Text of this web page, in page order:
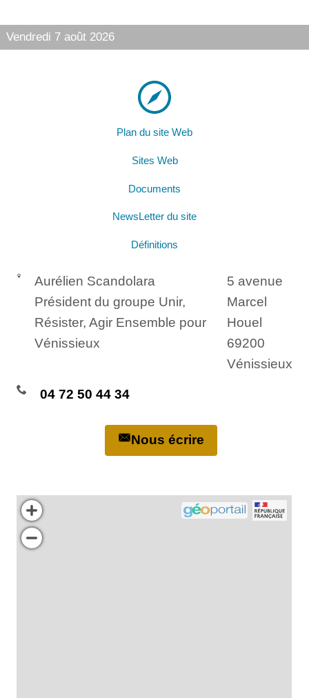
Vendredi 7 août 2026
Plan du site Web
Sites Web
Documents
NewsLetter du site
Définitions
Aurélien Scandolara
Président du groupe Unir,
Résister, Agir Ensemble pour
Vénissieux
5 avenue
Marcel
Houel
69200
Vénissieux
04 72 50 44 34
Nous écrire